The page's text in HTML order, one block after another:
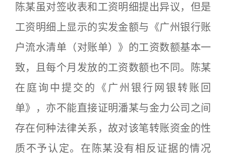
陈某虽对签收表和工资明细提出异议，但是
工资明细上显示的实发金额与《广州银行账
户流水清单（对账单）》的工资数额基本一
致，且每个月发放的工资数额也不同。陈某
在庭询中提交的《广州银行网银转账回
单》，亦不能直接证明潘某与金力公司之间
存在何种法律关系，故对该笔转账资金的性
质不予认定。在陈某没有相反证据的情况